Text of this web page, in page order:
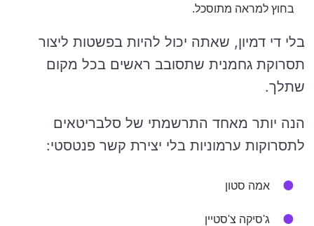
בחוץ למראה מתוסכל.
בלי די דמיון, שאתה יכול להיות בפשטות ליצור
תסרוקת גחמנית שתסובב ראשים בכל מקום
שתלך.
הנה יותר מאחד התרשמתי של סלבריטאים
לתסרוקות ערמוניות בלי יצירת קשר פנטסטי:
אמה סטון
ג'סיקה צ'סטיין